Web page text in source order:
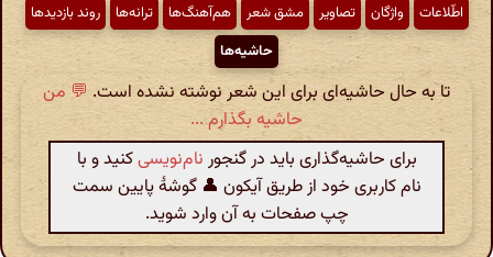
اطّلاعات واژگان تصاویر مشق شعر هم‌آهنگ‌ها ترانه‌ها
روند بازدیدها
حاشیه‌ها
تا به حال حاشیه‌ای برای این شعر نوشته نشده است. 💬 من
حاشیه بگذارم ...
برای حاشیه‌گذاری باید در گنجور نام‌نویسیکنید و با
نام کاربری خود از طریق آیکون 👤 گوشهٔ پایین سمت
چپ صفحات به آن وارد شوید.